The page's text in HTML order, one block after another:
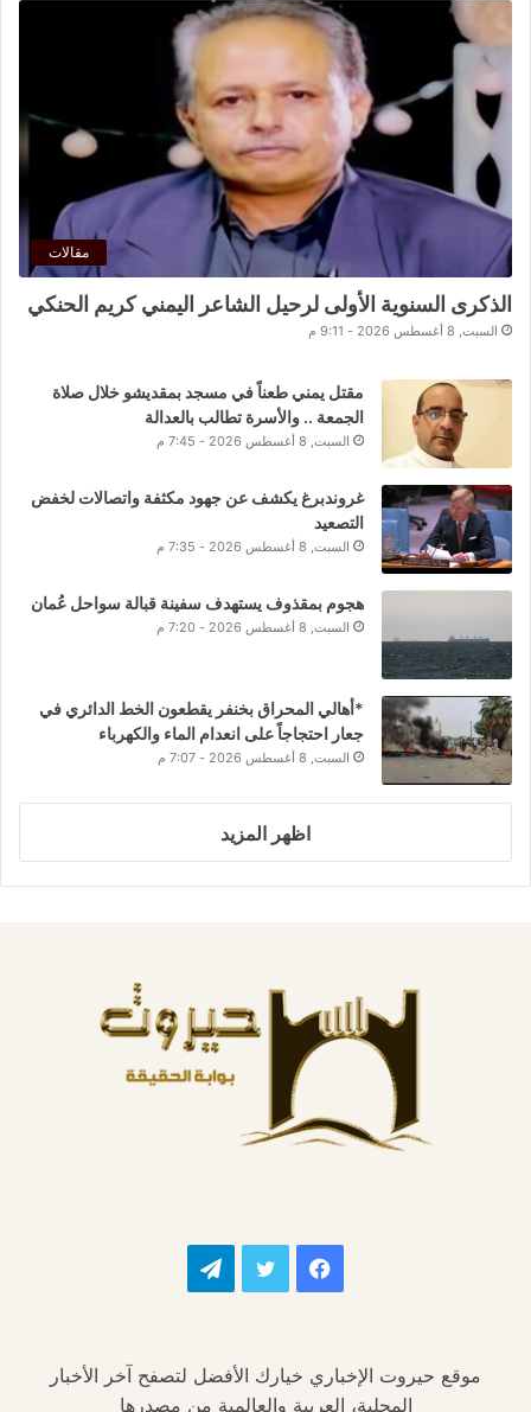
مقالات
الذكرى السنوية الأولى لرحيل الشاعر اليمني كريم الحنكي
السبت, 8 أغسطس 2026 - 9:11 م
مقتل يمني طعناً في مسجد بمقديشو خلال صلاة
الجمعة .. والأسرة تطالب بالعدالة
السبت, 8 أغسطس 2026 - 7:45 م
غروندبرغ يكشف عن جهود مكثفة واتصالات لخفض
التصعيد
السبت, 8 أغسطس 2026 - 7:35 م
هجوم بمقذوف يستهدف سفينة قبالة سواحل عُمان
السبت, 8 أغسطس 2026 - 7:20 م
*أهالي المحراق بخنفر يقطعون الخط الدائري في
جعار احتجاجاً على انعدام الماء والكهرباء
السبت, 8 أغسطس 2026 - 7:07 م
اظهر المزيد
فيسبوك تويتر تيلقرام
موقع حيروت الإخباري خيارك الأفضل لتصفح آخر الأخبار
المحلية، العربية والعالمية من مصدرها